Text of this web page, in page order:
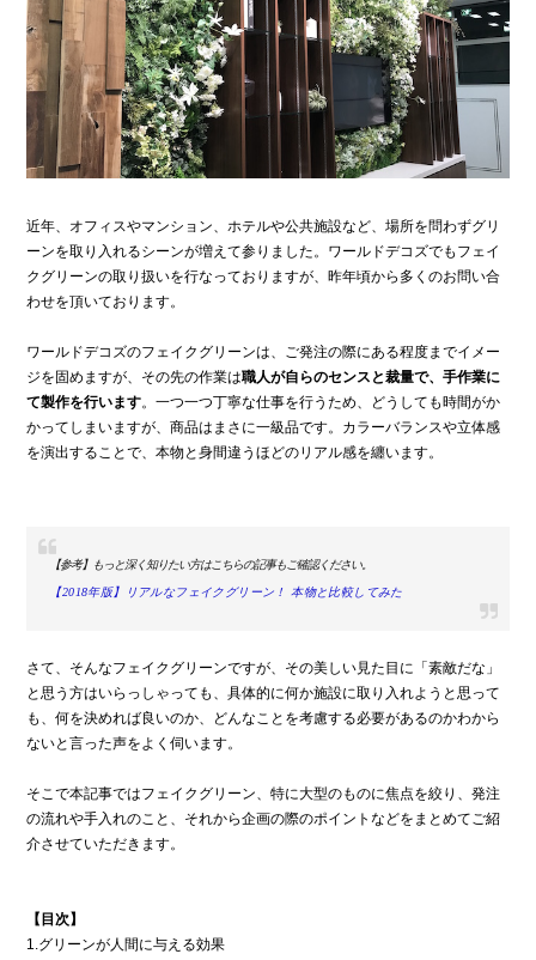
近年、オフィスやマンション、ホテルや公共施設など、場所を問わずグリ
ーンを取り入れるシーンが増えて参りました。ワールドデコズでもフェイ
クグリーンの取り扱いを行なっておりますが、昨年頃から多くのお問い合
わせを頂いております。
ワールドデコズのフェイクグリーンは、ご発注の際にある程度までイメー
ジを固めますが、その先の作業は職人が自らのセンスと裁量で、手作業に
て製作を行います。一つ一つ丁寧な仕事を行うため、どうしても時間がか
かってしまいますが、商品はまさに一級品です。カラーバランスや立体感
を演出することで、本物と身間違うほどのリアル感を纏います。
【参考】もっと深く知りたい方はこちらの記事もご確認ください。
【2018年版】リアルなフェイクグリーン！ 本物と比較してみた
さて、そんなフェイクグリーンですが、その美しい見た目に「素敵だな」
と思う方はいらっしゃっても、具体的に何か施設に取り入れようと思って
も、何を決めれば良いのか、どんなことを考慮する必要があるのかわから
ないと言った声をよく伺います。
そこで本記事ではフェイクグリーン、特に大型のものに焦点を絞り、発注
の流れや手入れのこと、それから企画の際のポイントなどをまとめてご紹
介させていただきます。
【目次】
1.グリーンが人間に与える効果